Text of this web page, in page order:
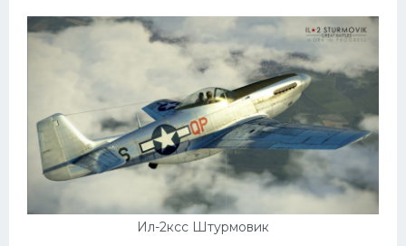
Ил-2ксс Штурмовик